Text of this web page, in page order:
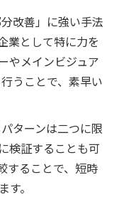
改善」に強い手法
業として特に力を
やメインビジュア
うことで、素早い
ターンは二つに限
検証することも可
することで、短時
。